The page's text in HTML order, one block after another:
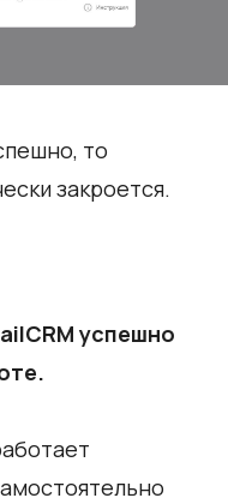
то
закроется.
успешно